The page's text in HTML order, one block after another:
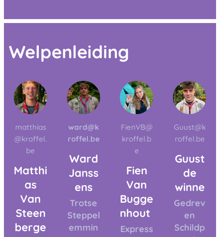
Welpenleiding
matthias
@kroffel.
be
Matthi
as
Van
Steen
berge
ward@k
roffel.be
Ward
Janss
ens
Trotse
Steppel
emmin
FienVB@
kroffel.b
e
Fien
Van
Bugge
nhout
Express
Guust@k
roffel.be
Guust
de
winne
Gedrev
en
Schildp